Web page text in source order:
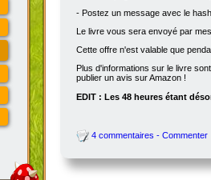
- Postez un message avec le
Le livre vous sera envoyé par
Cette offre n'est valable que
Plus d'informations sur le livre
publier un avis sur Amazon !
EDIT : Les 48 heures étant
4 commentaires - Commenter